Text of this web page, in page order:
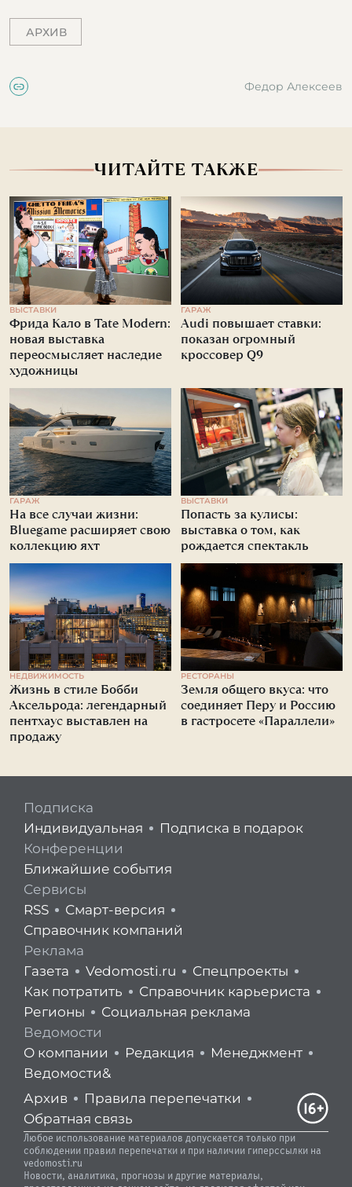
АРХИВ
Федор Алексеев
ЧИТАЙТЕ ТАКЖЕ
ВЫСТАВКИ
Фрида Кало в Tate Modern:
новая выставка
переосмысляет наследие
художницы
ГАРАЖ
Audi повышает ставки:
показан огромный
кроссовер Q9
ГАРАЖ
На все случаи жизни:
Bluegame расширяет свою
коллекцию яхт
ВЫСТАВКИ
Попасть за кулисы:
выставка о том, как
рождается спектакль
НЕДВИЖИМОСТЬ
Жизнь в стиле Бобби
Аксельрода: легендарный
пентхаус выставлен на
продажу
РЕСТОРАНЫ
Земля общего вкуса: что
соединяет Перу и Россию
в гастросете «Параллели»
Подписка
Индивидуальная
Подписка в подарок
Конференции
Ближайшие события
Сервисы
RSS
Смарт-версия
Справочник компаний
Реклама
Газета
Vedomosti.ru
Спецпроекты
Как потратить
Справочник карьериста
Регионы
Социальная реклама
Ведомости
О компании
Редакция
Менеджмент
Ведомости&
Архив
Правила перепечатки
Обратная связь
Любое использование материалов допускается только при
соблюдении правил перепечатки и при наличии гиперссылки на
vedomosti.ru
Новости, аналитика, прогнозы и другие материалы,